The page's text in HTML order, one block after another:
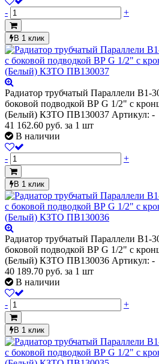
- +
В 1 клик
Радиатор трубчатый Параллели В1-
боковой подводкой ВР G 1/2" с
(Белый) КЗТО ПВ130037 Артикул: -
41 162.60 руб. за 1 шт
В наличии
- +
В 1 клик
Радиатор трубчатый Параллели В1-
боковой подводкой ВР G 1/2" с
(Белый) КЗТО ПВ130036 Артикул: -
40 189.70 руб. за 1 шт
В наличии
- +
В 1 клик